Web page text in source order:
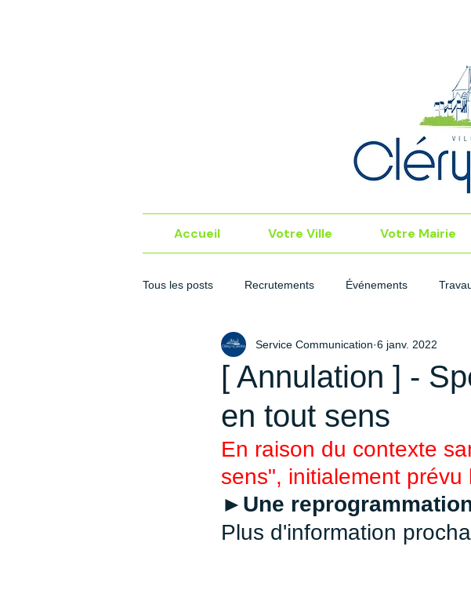
Accueil Votre Ville Votre Mairie
Tous les posts Recrutements Événements
[ Annulation ] -
en tout sens
Service Communication 6 janv. 2022
En raison du contexte
sens", initialement
►Une
Plus d'information